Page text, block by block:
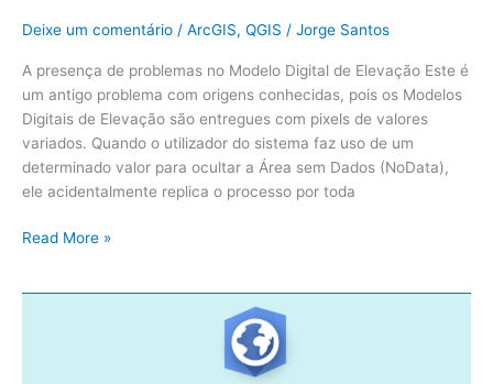
Deixe um comentário / ArcGIS, QGIS / Jorge Santos
A presença de problemas no Modelo Digital de Elevação Este é
um antigo problema com origens conhecidas, pois os Modelos
Digitais de Elevação são entregues com pixels de valores
variados. Quando o utilizador do sistema faz uso de um
determinado valor para ocultar a Área sem Dados (NoData),
ele acidentalmente replica o processo por toda
Read More »